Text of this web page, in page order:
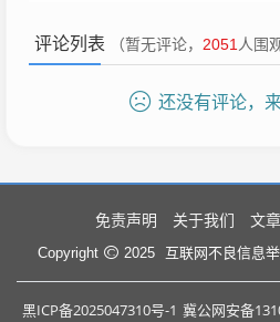
评论列表 （暂无评论， 2051人围
还没有评论，
免责声明 关于我们 文
Copyright 2025 互联网不良信息
黑ICP备2025047310号-1 冀公网安备